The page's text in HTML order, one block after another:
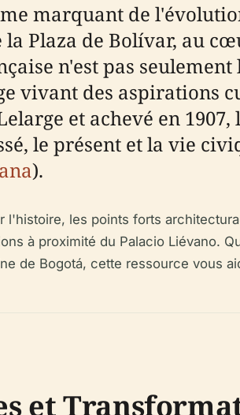
marquant de
la Plaza de Bolívar, au
n'est pas
vivant des aspirations
et achevé en
le présent et la vie
).
l'histoire, les points forts
à proximité du Palacio Liévano.
de Bogotá, cette ressource vous
et